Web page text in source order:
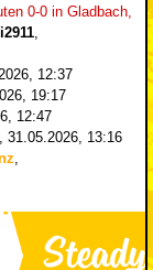
0-0 in Gladbach,
12:37
19:17
12:47
31.05.2026, 13:16